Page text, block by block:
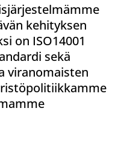
kehityksen
on ISO14001
sekä
viranomaisten